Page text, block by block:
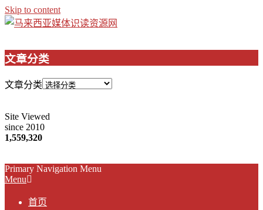
Skip to content
文章分类
文章分类
Site Viewed
since 2010
1,559,320
Primary Navigation Menu
Menu
首页